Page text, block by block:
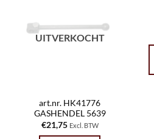
UITVERKOCHT
art.nr. HK41776
GASHENDEL 5639
€21,75 Excl. BTW